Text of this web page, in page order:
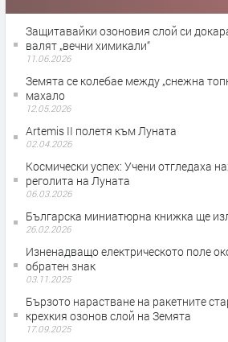
Защитавайки озоновия слой си
валят „вечни химикали“
11.06.2026
Земята се колебае между „снежна
махало
12.05.2026
Artemis II полетя към Луната
02.04.2026
Космически успех: Учени отгледаха
реголита на Луната
06.03.2026
Българска миниатюрна книжка ще
26.02.2026
Изненадващо електрическото поле
обратен знак
03.11.2025
Бързото нарастване на ракетните
крехкия озонов слой на Земята
17.09.2025